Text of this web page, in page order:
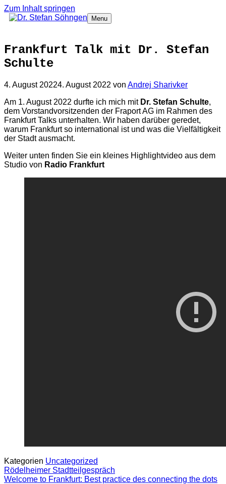
Zum Inhalt springen
Menu
Frankfurt Talk mit Dr. Stefan
Schulte
4. August 20224. August 2022 von Andrej Sharivker
Am 1. August 2022 durfte ich mich mit Dr. Stefan Schulte,
dem Vorstandvorsitzenden der Fraport AG im Rahmen des
Frankfurt Talks unterhalten. Wir haben darüber geredet,
warum Frankfurt so international ist und was die Vielfältigkeit
der Stadt ausmacht.
Weiter unten finden Sie ein kleines Highlightvideo aus dem
Studio von Radio Frankfurt
Kategorien Uncategorized
Rödelheimer Stadtteilgespräch
Welcome to Frankfurt: Best practice des connecting the dots